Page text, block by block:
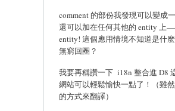
comment 的部份我發現可以變成
還可以加在任何其他的 entity 上
entity! 這個應用情境不知道是什
無窮回圈？
我要再稱讚一下 i18n 整合進 D8
網站可以輕鬆愉快一點了！（雖
的方式來翻譯）